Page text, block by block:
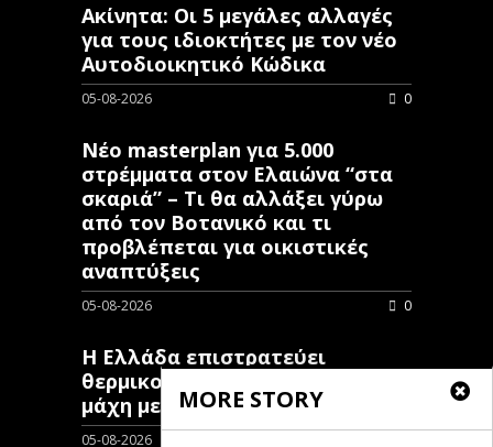
MORE STORY
Ακίνητα: Οι 5 μεγάλες αλλαγές
για τους ιδιοκτήτες με τον νέο
Αυτοδιοικητικό Κώδικα
05-08-2026 0
Νέο masterplan για 5.000
στρέμματα στον Ελαιώνα “στα
σκαριά” – Τι θα αλλάξει γύρω
από τον Βοτανικό και τι
προβλέπεται για οικιστικές
αναπτύξεις
05-08-2026 0
Η Ελλάδα επιστρατεύει
θερμικούς δορυφόρους στη
μάχη με τις πυρκαγιές
05-08-2026